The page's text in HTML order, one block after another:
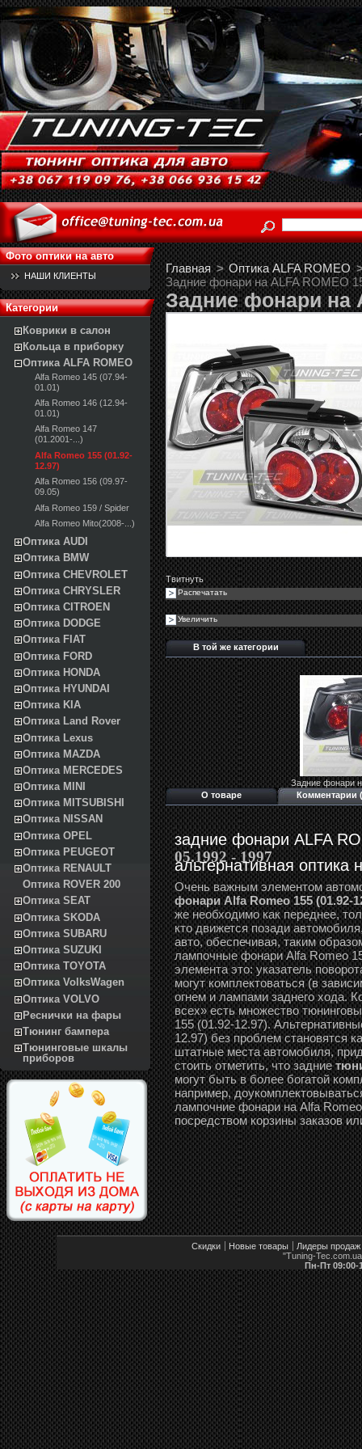
Фото оптики на авто
НАШИ КЛИЕНТЫ
Категории
Коврики в салон
Кольца в приборку
Оптика ALFA ROMEO
Alfa Romeo 145 (07.94-
01.01)
Alfa Romeo 146 (12.94-
01.01)
Alfa Romeo 147
(01.2001-...)
Alfa Romeo 155 (01.92-
12.97)
Alfa Romeo 156 (09.97-
09.05)
Alfa Romeo 159 / Spider
Alfa Romeo Mito(2008-...)
Оптика AUDI
Оптика BMW
Оптика CHEVROLET
Оптика CHRYSLER
Оптика CITROEN
Оптика DODGE
Оптика FIAT
Оптика FORD
Оптика HONDA
Оптика HYUNDAI
Оптика KIA
Оптика Land Rover
Оптика Lexus
Оптика MAZDA
Оптика MERCEDES
Оптика MINI
Оптика MITSUBISHI
Оптика NISSAN
Оптика OPEL
Оптика PEUGEOT
Оптика RENAULT
Оптика ROVER 200
Оптика SEAT
Оптика SKODA
Оптика SUBARU
Оптика SUZUKI
Оптика TOYOTA
Оптика VolksWagen
Оптика VOLVO
Реснички на фары
Тюнинг бампера
Тюнинговые шкалы
приборов
Главная > Оптика ALFA ROMEO
Задние фонари на ALFA ROMEO
Задние фонари на
Твитнуть
Распечатать
Увеличить
В той же категории
Задние фонари
О товаре
Комментарии
задние фонари ALFA
альтернативная оптика
05.1992 - 1997
Очень важным элементом
фонари Alfa Romeo 155 (01.92-
же необходимо как переднее,
кто движется позади
авто, обеспечивая, таким
лампочные фонари Alfa Romeo
элемента это: указатель
могут комплектоваться (в
огнем и лампами заднего хода.
всех» есть множество
155 (01.92-12.97).
12.97) без проблем становятся
штатные места автомобиля,
стоить отметить, что задние
могут быть в более богатой
например,
лампочние фонари на Alfa
посредством корзины заказов
Скидки Новые товары
Лидеры продаж
"Tuning-
Пн-Пт 09:00-